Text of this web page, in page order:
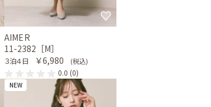
AIMER
11-2382［M］
３泊４日 ￥6,980 (税込)
0.0 (0)
NEW